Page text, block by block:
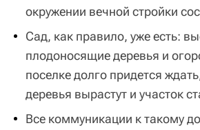
окружении вечной стройки
Сад, как правило, уже есть:
плодоносящие деревья и
поселке долго придется
деревья вырастут и участок
Все коммуникации к такому